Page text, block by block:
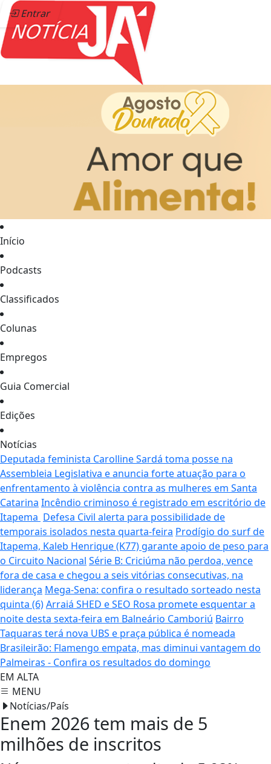
Entrar
Início
Podcasts
Classificados
Colunas
Empregos
Guia Comercial
Edições
Notícias
Deputada feminista Carolline Sardá toma posse na
Assembleia Legislativa e anuncia forte atuação para o
enfrentamento à violência contra as mulheres em Santa
Catarina Incêndio criminoso é registrado em escritório de
Itapema Defesa Civil alerta para possibilidade de
temporais isolados nesta quarta-feira Prodígio do surf de
Itapema, Kaleb Henrique (K77) garante apoio de peso para
o Circuito Nacional Série B: Criciúma não perdoa, vence
fora de casa e chegou a seis vitórias consecutivas, na
liderança Mega-Sena: confira o resultado sorteado nesta
quinta (6)Arraiá SHED e SEO Rosa promete esquentar a
noite desta sexta-feira em Balneário Camboriú Bairro
Taquaras terá nova UBS e praça pública é nomeada
Brasileirão: Flamengo empata, mas diminui vantagem do
Palmeiras - Confira os resultados do domingo
EM ALTA
MENU
Notícias/País
Enem 2026 tem mais de 5
milhões de inscritos